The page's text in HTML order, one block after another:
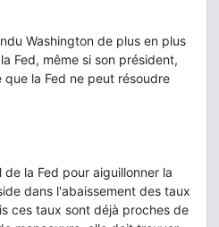
Washington de plus en plus
Fed, même si son président,
que la Fed ne peut résoudre
la Fed pour aiguillonner la
dans l'abaissement des taux
ces taux sont déjà proches de